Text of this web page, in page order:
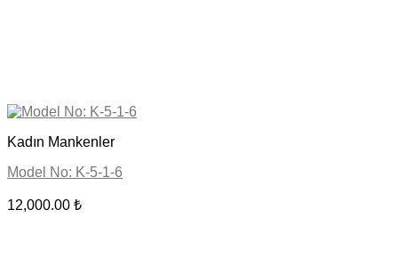
Kadın Mankenler
Model No: K-5-1-6
12,000.00 ₺